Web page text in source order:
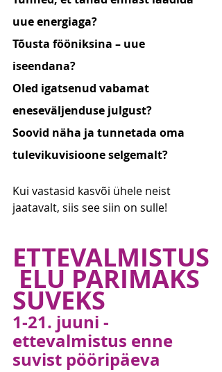
uue energiaga?
Tõusta fööniksina – uue
iseendana?
Oled igatsenud vabamat
eneseväljenduse julgust?
Soovid näha ja tunnetada oma
tulevikuvisioone selgemalt?
Kui vastasid kasvõi ühele neist
jaatavalt, siis see siin on sulle!
ETTEVALMISTUS
ELU PARIMAKS
SUVEKS
1-21. juuni -
ettevalmistus enne
suvist pööripäeva